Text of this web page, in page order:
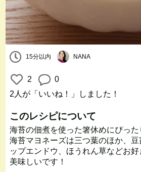
15分以内 NANA
2
0
2人 が「いいね！」しました！
このレシピについて
海苔の佃煮を使った箸休めにぴっ
海苔マヨネーズは三つ葉のほか、
ップエンドウ、ほうれん草などお
美味しいです！